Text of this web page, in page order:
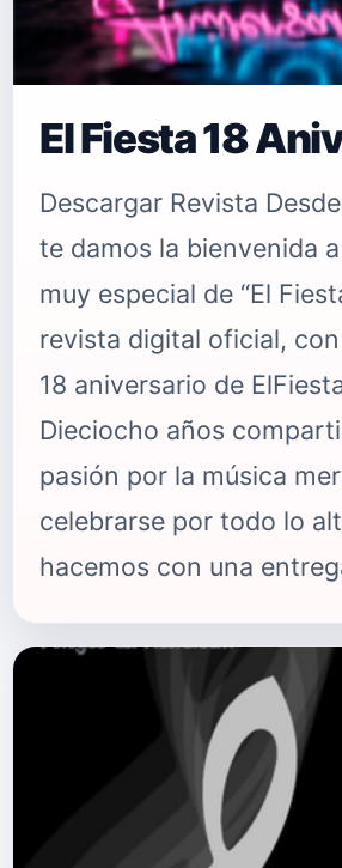
El Fiesta 18
Descargar Revista
te damos la bienvenida
muy especial de “El
revista digital oficial,
18 aniversario de
Dieciocho años
pasión por la música
celebrarse por todo lo
hacemos con una
noticias que no te
largo de estos años
junto a artistas, fans y
del sector, y esta edición
el espíritu de todo lo